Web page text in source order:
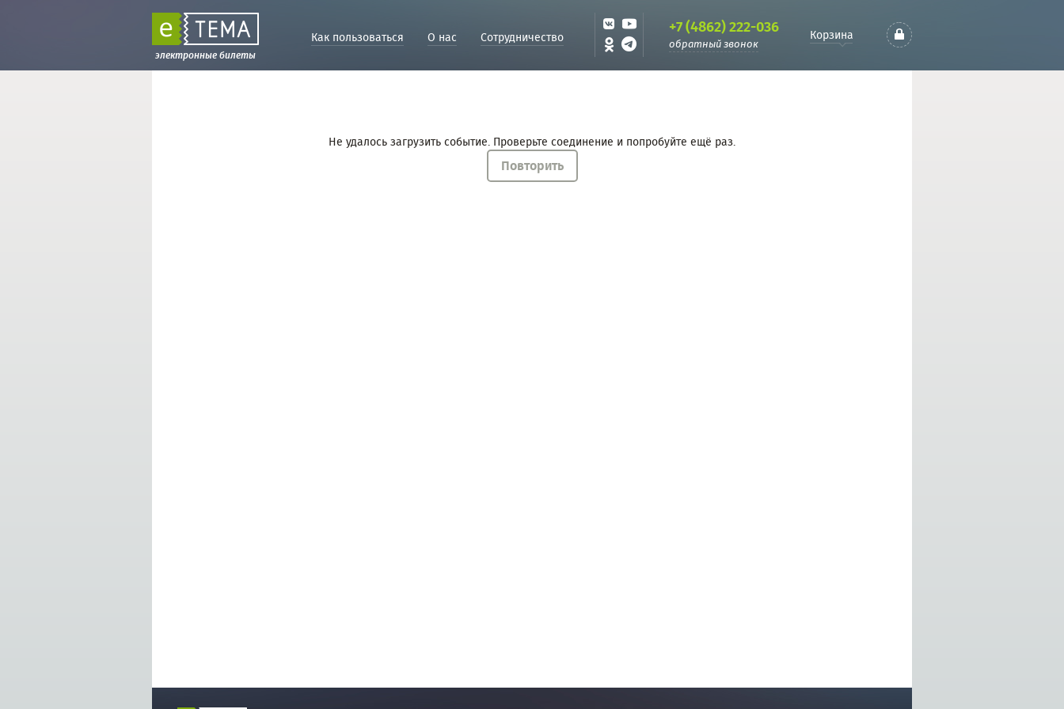
электронные билеты
Как пользоваться О нас Сотрудничество +7 (4862) 222-036
обратный звонок
Корзина
Не удалось загрузить событие. Проверьте соединение и попробуйте ещё раз.
Повторить